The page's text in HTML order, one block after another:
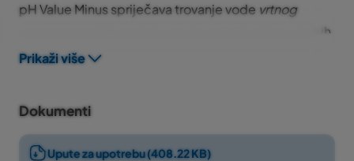
pH Value Minus spriječava trovanje vode vrtnog
amonijakom koje može nastati uslijed visokih
pH vrijednosti.
Prikaži više
Dokumenti
Upute za upotrebu (408.22 KB)